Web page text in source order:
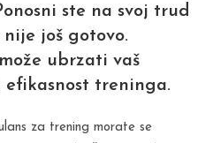
ste na svoj trud
još gotovo.
ubrzati vaš
treninga.
za trening morate se